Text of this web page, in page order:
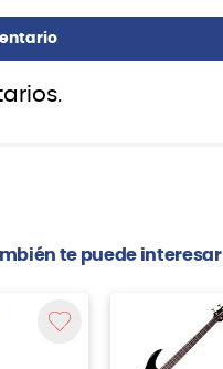
te puede interesar